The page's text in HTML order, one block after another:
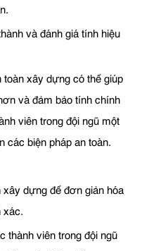
và đánh giá tính hiệu
xây dựng có thể giúp
và đảm bảo tính chính
viên trong đội ngũ một
các biện pháp an toàn.
xây dựng để đơn giản hóa
xác.
thành viên trong đội ngũ